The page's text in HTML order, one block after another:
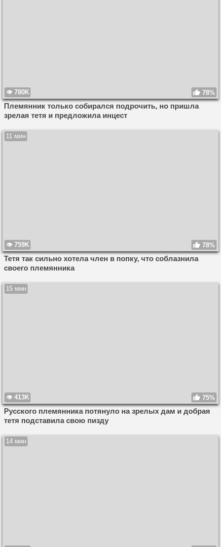
780K 78%
Племянник только собирался подрочить, но пришла
зрелая тетя и предложила инцест
11 мин
759K 78%
Тетя так сильно хотела член в попку, что соблазнила
своего племянника
15 мин
413K 75%
Русского племянника потянуло на зрелых дам и добрая
тетя подставила свою пизду
14 мин